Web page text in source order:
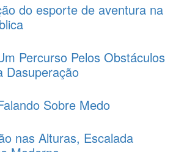
do esporte de aventura na
Percurso Pelos Obstáculos
Dasuperação
Sobre Medo
nas Alturas, Escalada